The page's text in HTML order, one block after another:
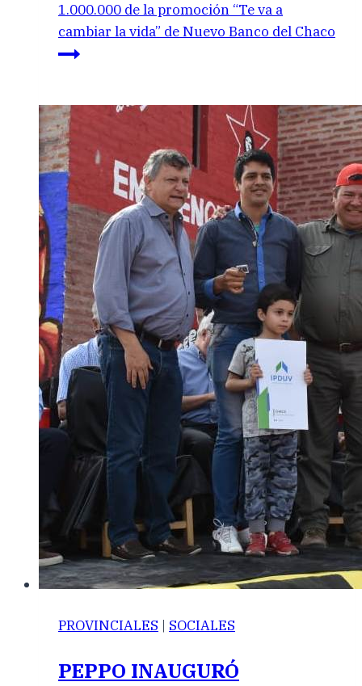
1.000.000 de la promoción “Te va a
cambiar la vida” de Nuevo Banco del Chaco
PROVINCIALES | SOCIALES
PEPPO INAUGURÓ